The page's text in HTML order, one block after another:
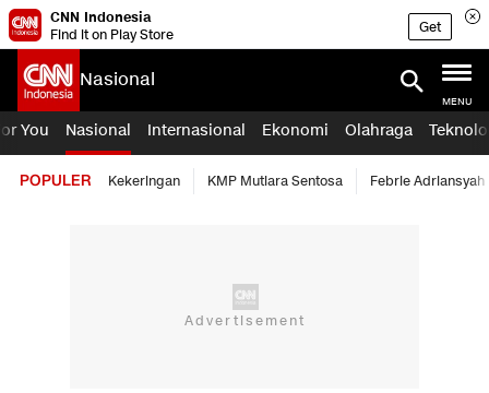
CNN Indonesia
Find it on Play Store
Get
Nasional
MENU
You Nasional Internasional Ekonomi Olahraga
POPULER Kekeringan KMP Mutiara Sentosa Febrie Adriansyah